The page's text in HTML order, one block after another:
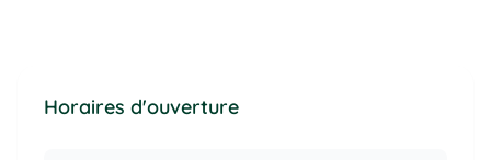
Horaires d'ouverture